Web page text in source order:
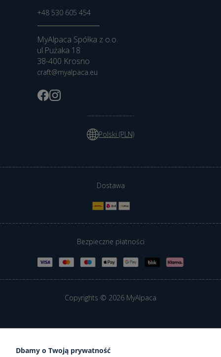
+48 530 605 454
MyAlpaca Spółka z o.o.
ul.Pużaka 18
38-400 Krosno
craft@myalpaca.eu
Polski (PLN)
Copyrights © 2026 MyAlpaca
Bezpieczne płatności
Dostawa
Dbamy o Twoją prywatność